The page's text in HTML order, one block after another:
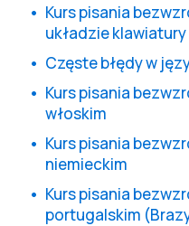
Kurs pisania
układzie
Częste błędy w
Kurs pisania
włoskim
Kurs pisania
niemieckim
Kurs pisania
portugalskim